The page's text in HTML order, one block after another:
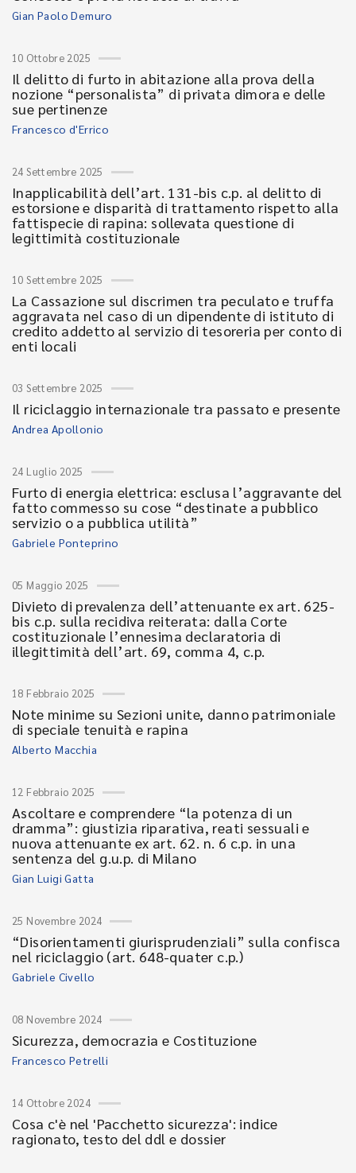
Gian Paolo Demuro
10 Ottobre 2025
Il delitto di furto in abitazione alla prova della
nozione “personalista” di privata dimora e delle
sue pertinenze
Francesco d'Errico
24 Settembre 2025
Inapplicabilità dell’art. 131-bis c.p. al delitto di
estorsione e disparità di trattamento rispetto alla
fattispecie di rapina: sollevata questione di
legittimità costituzionale
10 Settembre 2025
La Cassazione sul discrimen tra peculato e truffa
aggravata nel caso di un dipendente di istituto di
credito addetto al servizio di tesoreria per conto di
enti locali
03 Settembre 2025
Il riciclaggio internazionale tra passato e presente
Andrea Apollonio
24 Luglio 2025
Furto di energia elettrica: esclusa l’aggravante del
fatto commesso su cose “destinate a pubblico
servizio o a pubblica utilità”
Gabriele Ponteprino
05 Maggio 2025
Divieto di prevalenza dell’attenuante ex art. 625-
bis c.p. sulla recidiva reiterata: dalla Corte
costituzionale l’ennesima declaratoria di
illegittimità dell’art. 69, comma 4, c.p.
18 Febbraio 2025
Note minime su Sezioni unite, danno patrimoniale
di speciale tenuità e rapina
Alberto Macchia
12 Febbraio 2025
Ascoltare e comprendere “la potenza di un
dramma”: giustizia riparativa, reati sessuali e
nuova attenuante ex art. 62. n. 6 c.p. in una
sentenza del g.u.p. di Milano
Gian Luigi Gatta
25 Novembre 2024
“Disorientamenti giurisprudenziali” sulla confisca
nel riciclaggio (art. 648-quater c.p.)
Gabriele Civello
08 Novembre 2024
Sicurezza, democrazia e Costituzione
Francesco Petrelli
14 Ottobre 2024
Cosa c'è nel 'Pacchetto sicurezza': indice
ragionato, testo del ddl e dossier